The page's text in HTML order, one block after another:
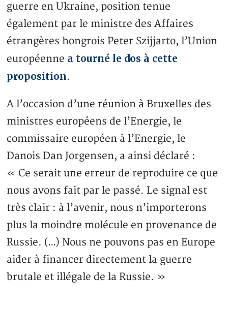
guerre en Ukraine, position tenue
également par le ministre des Affaires
étrangères hongrois Peter Szijjarto, l’Union
européenne a tourné le dos à cette
proposition.
A l’occasion d’une réunion à Bruxelles des
ministres européens de l’Energie, le
commissaire européen à l’Energie, le
Danois Dan Jorgensen, a ainsi déclaré :
« Ce serait une erreur de reproduire ce que
nous avons fait par le passé. Le signal est
très clair : à l’avenir, nous n’importerons
plus la moindre molécule en provenance de
Russie. (…) Nous ne pouvons pas en Europe
aider à financer directement la guerre
brutale et illégale de la Russie. »